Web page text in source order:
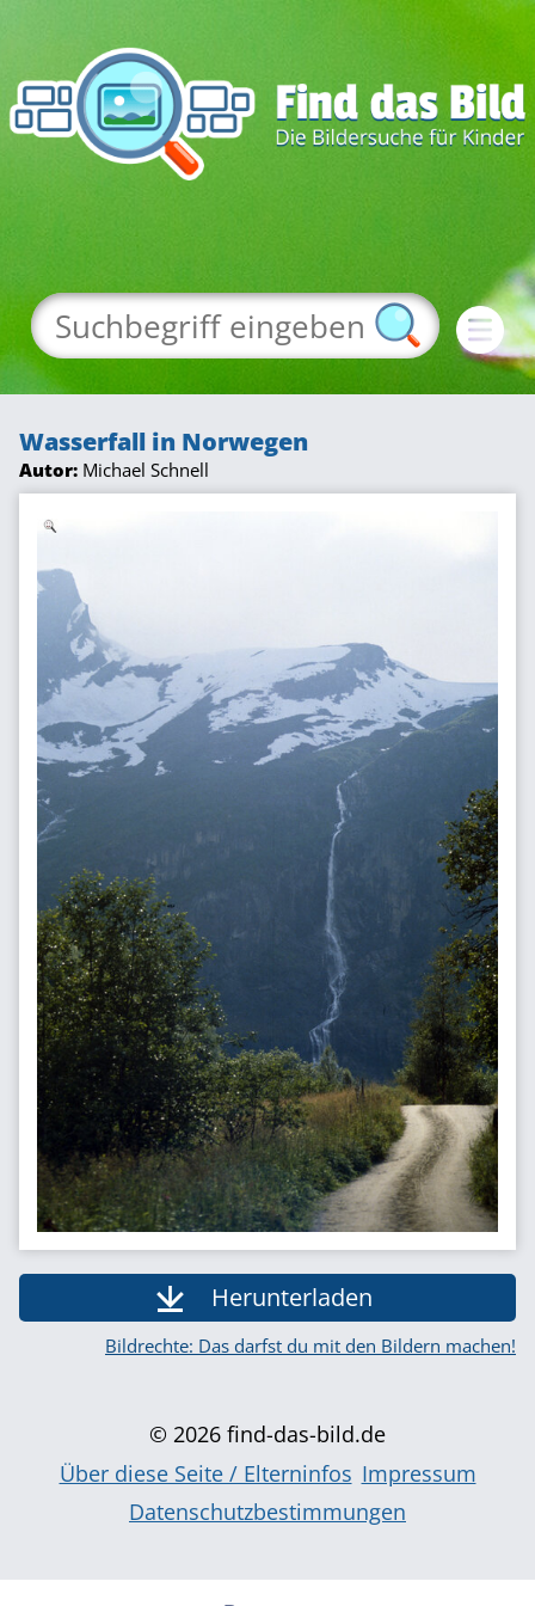
Wasserfall in Norwegen
Autor: Michael Schnell
Herunterladen
Bildrechte: Das darfst du mit den Bildern machen!
© 2026 find-das-bild.de
Über diese Seite / Elterninfos Impressum
Datenschutzbestimmungen